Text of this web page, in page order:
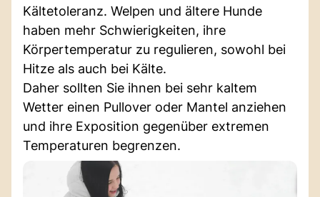
Kältetoleranz. Welpen und ältere Hunde
haben mehr Schwierigkeiten, ihre
Körpertemperatur zu regulieren, sowohl bei
Hitze als auch bei Kälte.
Daher sollten Sie ihnen bei sehr kaltem
Wetter einen Pullover oder Mantel anziehen
und ihre Exposition gegenüber extremen
Temperaturen begrenzen.